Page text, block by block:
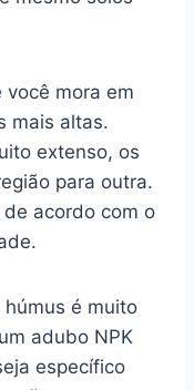
você mora em
mais altas.
extenso, os
para outra.
acordo com o
é muito
adubo NPK
específico